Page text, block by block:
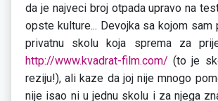
da je najveci broj otpada upravo na
opste kulture... Devojka sa kojom sam
privatnu skolu koja sprema za
http://www.kvadrat-film.com/ (to je
reziju!), ali kaze da joj nije mnogo
nije isao ni u jednu skolu i za njega